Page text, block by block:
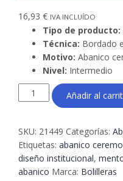
16,93 € IVA INCLUÍDO
Tipo de producto:
Técnica: Bordado
Motivo: Abanico
Nivel: Intermedio
Patrón
abanico
–
Bordado
en
tul
Añadir al
SKU: 21449 Categorías:
Etiquetas: abanico
diseño institucional,
abanico Marca: Bolilleras